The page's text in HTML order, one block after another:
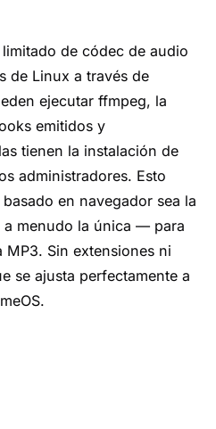
de códec de audio
de Linux a través de
ejecutar ffmpeg, la
emitidos y
tienen la instalación de
administradores. Esto
en navegador sea la
menudo la única — para
Sin extensiones ni
se ajusta perfectamente a